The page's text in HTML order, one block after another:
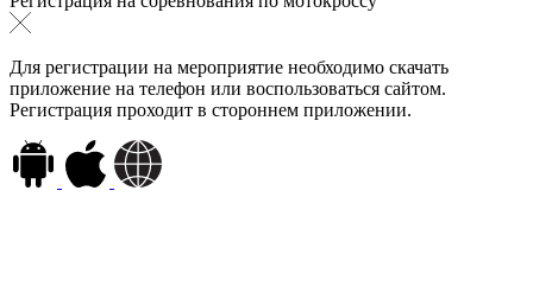
Для регистрации на мероприятие необходимо скачать
приложение на телефон или воспользоваться сайтом.
Регистрация проходит в стороннем приложении.